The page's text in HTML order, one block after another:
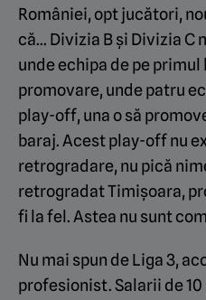
României, opt jucători,
că… Divizia B și Divizia C
unde echipa de pe
promovare, unde patru
play-off, una o să
baraj. Acest play-off nu
retrogradare, nu pică
retrogradat Timișoara,
fi la fel. Astea nu sunt
Nu mai spun de Liga 3,
profesionist. Salarii de